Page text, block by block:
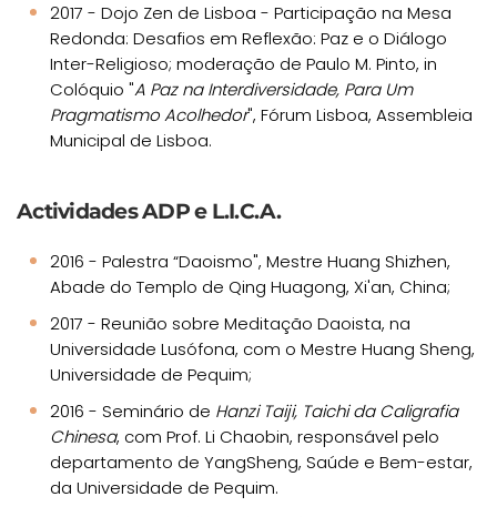
2017 - Dojo Zen de Lisboa - Participação na Mesa
Redonda: Desafios em Reflexão: Paz e o Diálogo
Inter-Religioso; moderação de Paulo M. Pinto, in
Colóquio "A Paz na Interdiversidade, Para Um
Pragmatismo Acolhedor", Fórum Lisboa, Assembleia
Municipal de Lisboa.
Actividades ADP e L.I.C.A.
2016 - Palestra “Daoismo", Mestre Huang Shizhen,
Abade do Templo de Qing Huagong, Xi'an, China;
2017 - Reunião sobre Meditação Daoista, na
Universidade Lusófona, com o Mestre Huang Sheng,
Universidade de Pequim;
2016 - Seminário de Hanzi Taiji, Taichi da Caligrafia
Chinesa, com Prof. Li Chaobin, responsável pelo
departamento de YangSheng, Saúde e Bem-estar,
da Universidade de Pequim.